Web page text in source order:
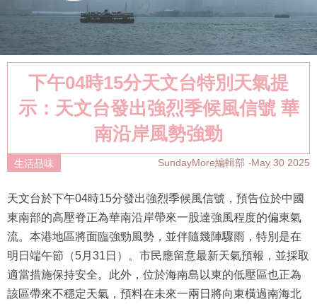
下午04時15分天文台特別天氣提
示：天文台發出強烈季候風信號 華
南沿岸風勢強勁
生活品味 SundayMore編輯部 May 30 2025
天文台於下午04時15分發出強烈季候風信號，預告位於中國
東南部的高壓脊正為華南沿岸帶來一股達強風程度的偏東氣
流。本港地區將面臨強勁風勢，並伴隨幾陣驟雨，特別是在
明日端午節（5月31日）。市民應留意最新天氣預報，並採取
適當措施保持安全。此外，位於海南島以東的低壓區也正為
該區帶來不穩定天氣，預料在未來一兩日將向東橫過南海北